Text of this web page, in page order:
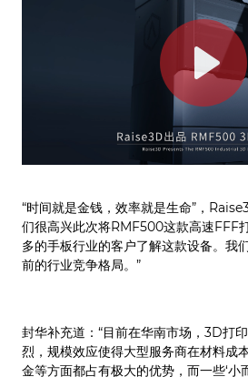
“时间就是金钱，效率就是生命”，
们很高兴此次将RMF500这款高速FFF
多的手板行业的客户了解这款设备。我
前的行业竞争格局。”
封华补充道：“目前在华南市场，3D打
烈，规模效应使得大型服务商在材料成
金等方面都占有极大的优势，而一些‘小